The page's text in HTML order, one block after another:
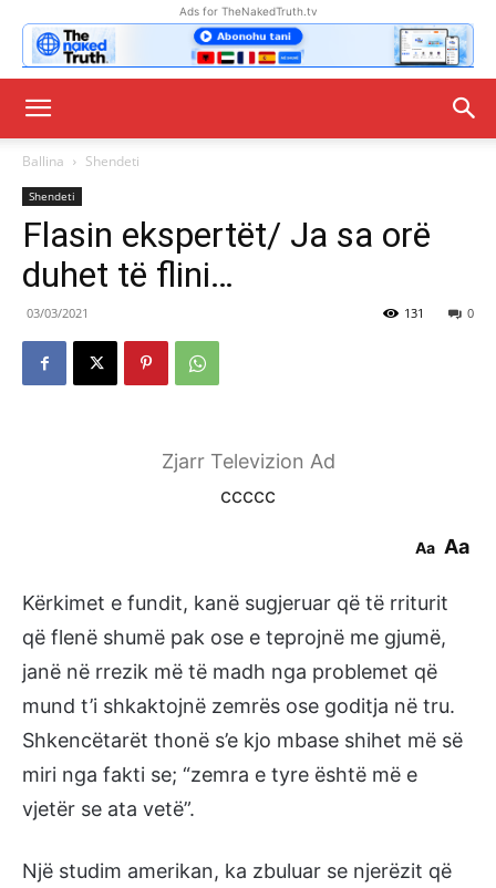
Ads for TheNakedTruth.tv
Ballina Shendeti
Shendeti
Flasin ekspertët/ Ja sa orë
duhet të flini…
03/03/2021 0
131
Zjarr Televizion Ad
ccccc
Aa Aa
Kërkimet e fundit, kanë sugjeruar që të rriturit
që flenë shumë pak ose e teprojnë me gjumë,
janë në rrezik më të madh nga problemet që
mund t’i shkaktojnë zemrës ose goditja në tru.
Shkencëtarët thonë s’e kjo mbase shihet më së
miri nga fakti se; “zemra e tyre është më e
vjetër se ata vetë”.
Një studim amerikan, ka zbuluar se njerëzit që